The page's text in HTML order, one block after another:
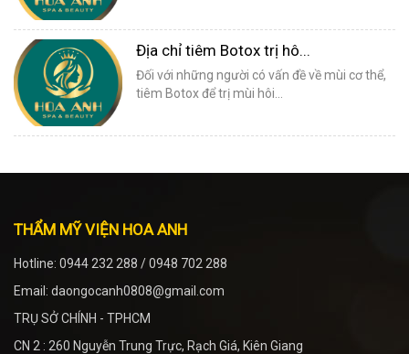
Địa chỉ tiêm Botox trị hô...
Đối với những người có vấn đề về mùi cơ thể,
tiêm Botox để trị mùi hôi...
THẨM MỸ VIỆN HOA ANH
Hotline: 0944 232 288 / 0948 702 288
Email: daongocanh0808@gmail.com
TRỤ SỞ CHÍNH - TPHCM
CN 2 : 260 Nguyễn Trung Trực, Rạch Giá, Kiên Giang